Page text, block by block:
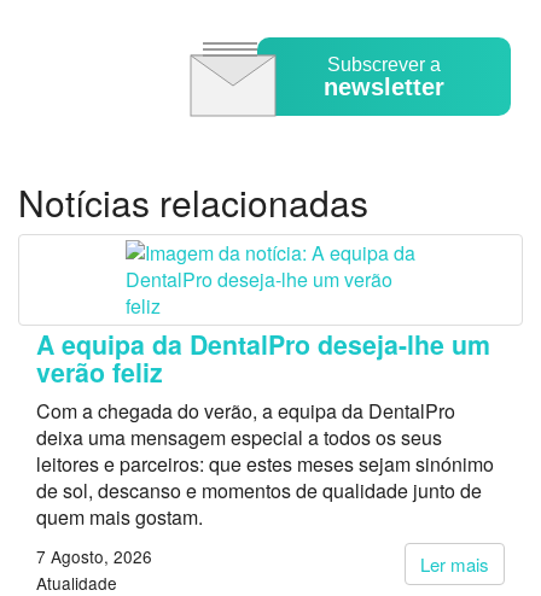
Subscrever a
newsletter
Notícias relacionadas
A equipa da DentalPro deseja-lhe um
verão feliz
Com a chegada do verão, a equipa da DentalPro
deixa uma mensagem especial a todos os seus
leitores e parceiros: que estes meses sejam sinónimo
de sol, descanso e momentos de qualidade junto de
quem mais gostam.
Ler mais
7 Agosto, 2026
Atualidade